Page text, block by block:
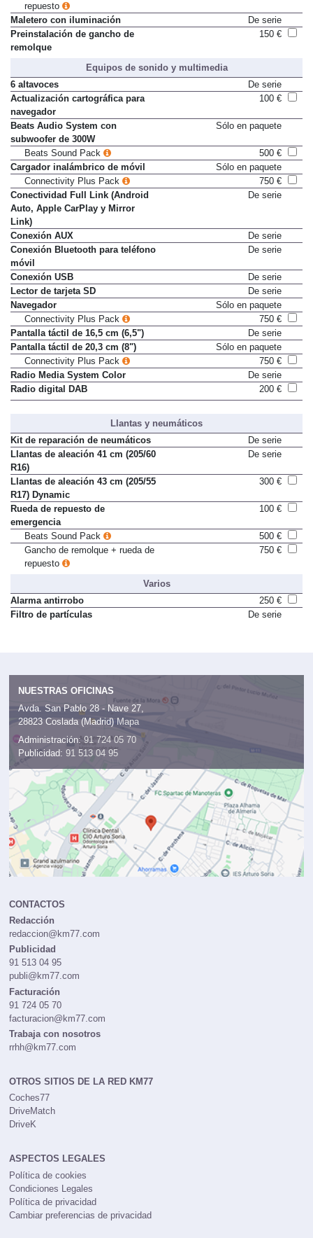
repuesto
Maletero con iluminación
De serie
Preinstalación de gancho de
remolque
150 €
Equipos de sonido y multimedia
6 altavoces
De serie
Actualización cartográfica para
navegador
100 €
Beats Audio System con
subwoofer de 300W
Sólo en paquete
Beats Sound Pack
500 €
Cargador inalámbrico de móvil
Sólo en paquete
Connectivity Plus Pack
750 €
Conectividad Full Link (Android
Auto, Apple CarPlay y Mirror
Link)
De serie
Conexión AUX
De serie
Conexión Bluetooth para teléfono
móvil
De serie
Conexión USB
De serie
Lector de tarjeta SD
De serie
Navegador
Sólo en paquete
Connectivity Plus Pack
750 €
Pantalla táctil de 16,5 cm (6,5")
De serie
Pantalla táctil de 20,3 cm (8")
Sólo en paquete
Connectivity Plus Pack
750 €
Radio Media System Color
De serie
Radio digital DAB
200 €
Llantas y neumáticos
Kit de reparación de neumáticos
De serie
Llantas de aleación 41 cm (205/60
R16)
De serie
Llantas de aleación 43 cm (205/55
R17) Dynamic
300 €
Rueda de repuesto de
emergencia
100 €
Beats Sound Pack
500 €
Gancho de remolque + rueda de
repuesto
750 €
Varios
Alarma antirrobo
250 €
Filtro de partículas
De serie
NUESTRAS OFICINAS
Avda. San Pablo 28 - Nave 27,
28823 Coslada (Madrid) Mapa
Administración: 91 724 05 70
Publicidad: 91 513 04 95
CONTACTOS
Redacción
redaccion@km77.com
Publicidad
91 513 04 95
publi@km77.com
Facturación
91 724 05 70
facturacion@km77.com
Trabaja con nosotros
rrhh@km77.com
OTROS SITIOS DE LA RED KM77
Coches77
DriveMatch
DriveK
ASPECTOS LEGALES
Política de cookies
Condiciones Legales
Política de privacidad
Cambiar preferencias de privacidad